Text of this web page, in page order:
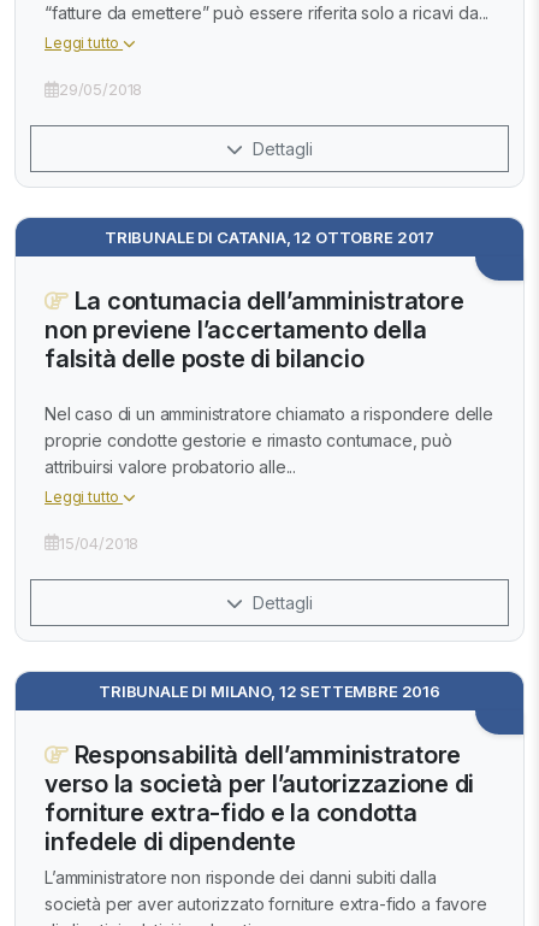
“fatture da emettere” può essere riferita solo a ricavi da...
Leggi tutto
29/05/2018
Dettagli
TRIBUNALE DI CATANIA, 12 OTTOBRE 2017
La contumacia dell’amministratore
non previene l’accertamento della
falsità delle poste di bilancio
Nel caso di un amministratore chiamato a rispondere delle
proprie condotte gestorie e rimasto contumace, può
attribuirsi valore probatorio alle...
Leggi tutto
15/04/2018
Dettagli
TRIBUNALE DI MILANO, 12 SETTEMBRE 2016
Responsabilità dell’amministratore
verso la società per l’autorizzazione di
forniture extra-fido e la condotta
infedele di dipendente
L’amministratore non risponde dei danni subiti dalla
società per aver autorizzato forniture extra-fido a favore